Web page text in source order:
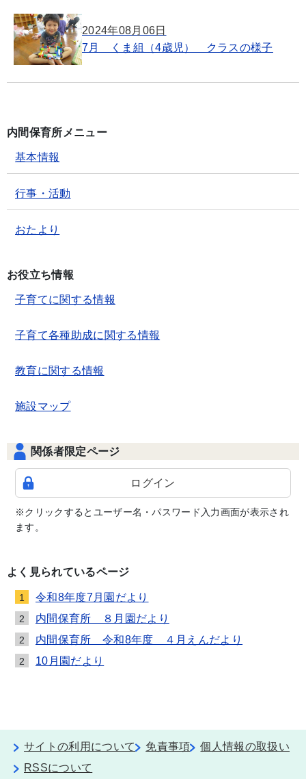
2024年08月06日
7月 くま組（4歳児） クラスの様子
内間保育所メニュー
基本情報
行事・活動
おたより
お役立ち情報
子育てに関する情報
子育て各種助成に関する情報
教育に関する情報
施設マップ
関係者限定ページ
ログイン
※クリックするとユーザー名・パスワード入力画面が表示され
ます。
よく見られているページ
1 令和8年度7月園だより
2 内間保育所 ８月園だより
2 内間保育所 令和8年度 ４月えんだより
2 10月園だより
サイトの利用について 免責事項
個人情報の取扱い
RSSについて